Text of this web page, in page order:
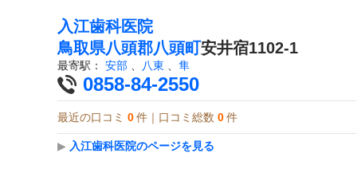
入江歯科医院
鳥取県八頭郡八頭町安井宿1102-1
最寄駅： 安部 、 八東 、 隼
0858-84-2550
最近の口コミ 0 件｜口コミ総数 0 件
▶ 入江歯科医院のページを見る